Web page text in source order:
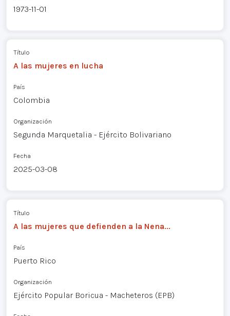
1973-11-01
Título
A las mujeres en lucha
País
Colombia
Organización
Segunda Marquetalia - Ejército Bolivariano
Fecha
2025-03-08
Título
A las mujeres que defienden a la Nena...
País
Puerto Rico
Organización
Ejército Popular Boricua - Macheteros (EPB)